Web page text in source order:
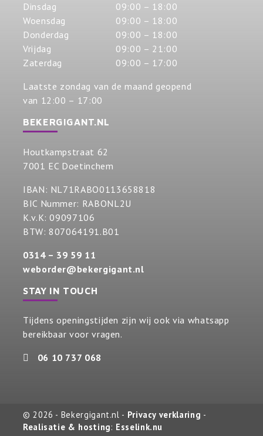
Dinsdag
09:00 – 18:00
Woensdag
09:00 – 18:00
Donderdag
09:00 – 18:00
Vrijdag
09:00 – 21:00
Zaterdag
09:00 – 17:00
Laatste zondag van de maand geopend
van 12:00 – 17:00
BEKERGIGANT.NL
Houtkampstraat 62
7001 EC Doetinchem
IBAN: NL71RABO0113658818
BIC Nummer: RABONL2U
K.v.K: 09097106
BTW: 807064191.B01
0314 – 39 59 11
weborder@bekergigant.nl
STAY IN TOUCH
Tijdens openingstijden zijn wij ook via whatsapp
bereikbaar voor vragen.
06 10 737 068
© 2026 - Bekergigant.nl - Privacy verklaring -
Realisatie & hosting: Esselink.nu